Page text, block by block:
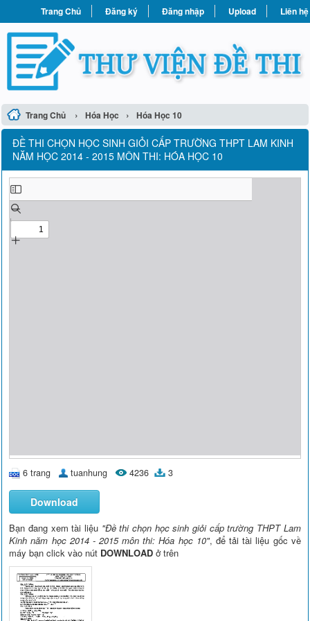
Trang Chủ Đăng ký Đăng nhập Upload Liên hệ
Trang Chủ › Hóa Học › Hóa Học 10
ĐỀ THI CHỌN HỌC SINH GIỎI CẤP TRƯỜNG THPT LAM KINH
NĂM HỌC 2014 - 2015 MÔN THI: HÓA HỌC 10
6 trang tuanhung 4236 3
Download
Bạn đang xem tài liệu "Đề thi chọn học sinh giỏi cấp trường THPT Lam
Kinh năm học 2014 - 2015 môn thi: Hóa học 10", để tải tài liệu gốc về
máy bạn click vào nút DOWNLOAD ở trên